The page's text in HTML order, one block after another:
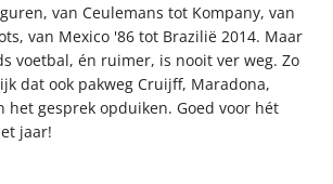
van Ceulemans tot Kompany, van
van Mexico '86 tot Brazilië 2014. Maar
voetbal, én ruimer, is nooit ver weg. Zo
dat ook pakweg Cruijff, Maradona,
het gesprek opduiken. Goed voor hét
jaar!